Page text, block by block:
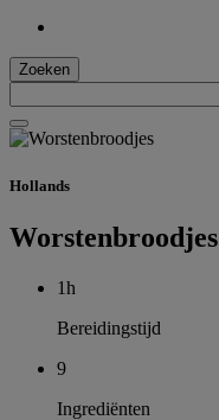
Zoeken
Hollands
Worstenbroodjes
1h
Bereidingstijd
9
Ingrediënten